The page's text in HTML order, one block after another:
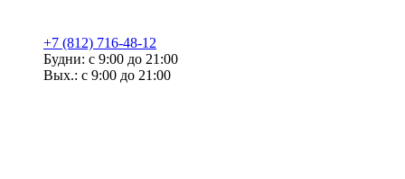
+7 (812) 716-48-12
Будни: с 9:00 до 21:00
Вых.: с 9:00 до 21:00